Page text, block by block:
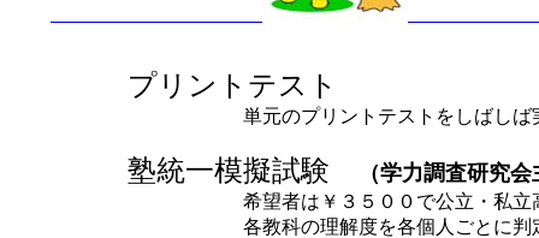
プリントテスト
単元のプリントテストをしばしば実行
塾統一模擬試験 （学力調査研究会
希望者は￥３５００で公立・私立高校
各教科の理解度を各個人ごとに判定